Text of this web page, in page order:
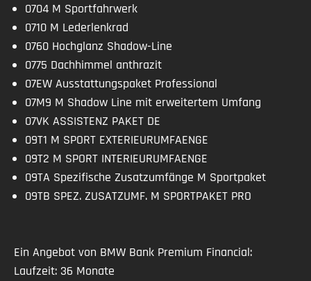
0704 M Sportfahrwerk
0710 M Lederlenkrad
0760 Hochglanz Shadow-Line
0775 Dachhimmel anthrazit
07EW Ausstattungspaket Professional
07M9 M Shadow Line mit erweitertem Umfang
07VK ASSISTENZ PAKET DE
09T1 M SPORT EXTERIEURUMFAENGE
09T2 M SPORT INTERIEURUMFAENGE
09TA Spezifische Zusatzumfänge M Sportpaket
09TB SPEZ. ZUSATZUMF. M SPORTPAKET PRO
Ein Angebot von BMW Bank Premium Financial:
Laufzeit: 36 Monate